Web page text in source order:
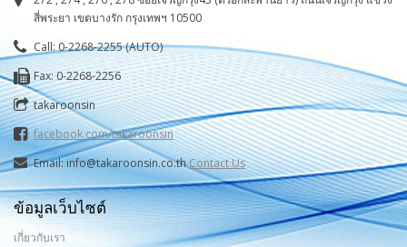
สี่พระยา เขตบางรัก กรุงเทพฯ 10500
Call: 0-2268-2255 (AUTO)
Fax: 0-2268-2256
takaroonsin
facebook.com/takaroonsin
Email: info@takaroonsin.co.thContact Us
ข้อมูลเว็บไซต์
เกี่ยวกับเรา